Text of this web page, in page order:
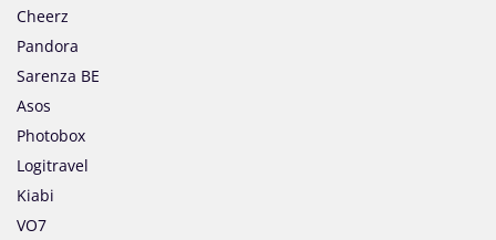
Cheerz
Pandora
Sarenza BE
Asos
Photobox
Logitravel
Kiabi
VO7